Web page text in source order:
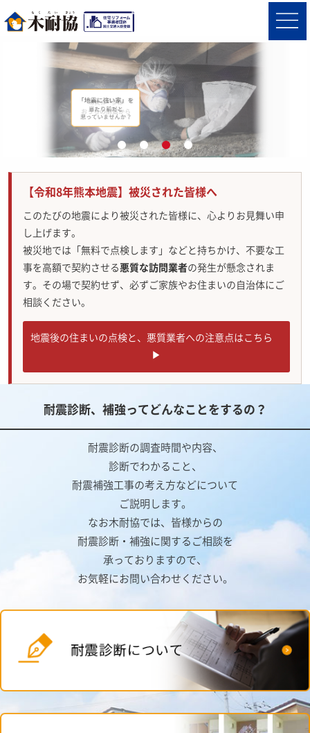
【令和8年熊本地震】被災された皆様へ
このたびの地震により被災された皆様に、心よりお見舞い申
し上げます。
被災地では「無料で点検します」などと持ちかけ、不要な工
事を高額で契約させる悪質な訪問業者の発生が懸念されま
す。その場で契約せず、必ずご家族やお住まいの自治体にご
相談ください。
地震後の住まいの点検と、悪質業者への注意点はこちら
耐震診断、補強ってどんなことをするの？
耐震診断の調査時間や内容、
診断でわかること、
耐震補強工事の考え方などについて
ご説明します。
なお木耐協では、皆様からの
耐震診断・補強に関するご相談を
承っておりますので、
お気軽にお問い合わせください。